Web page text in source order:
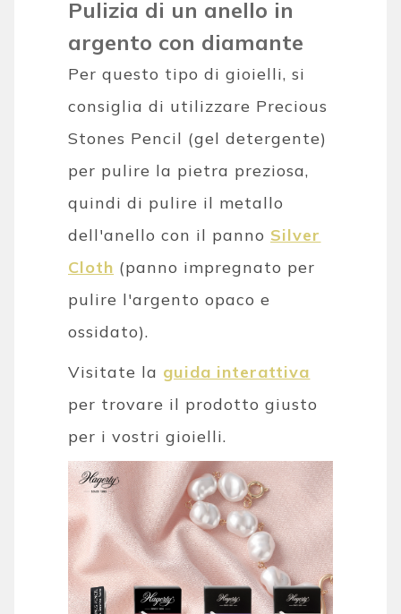
Pulizia di un anello in
argento con diamante
Per questo tipo di gioielli, si
consiglia di utilizzare Precious
Stones Pencil (gel detergente)
per pulire la pietra preziosa,
quindi di pulire il metallo
dell'anello con il panno Silver
Cloth (panno impregnato per
pulire l'argento opaco e
ossidato).
Visitate la guida interattiva
per trovare il prodotto giusto
per i vostri gioielli.